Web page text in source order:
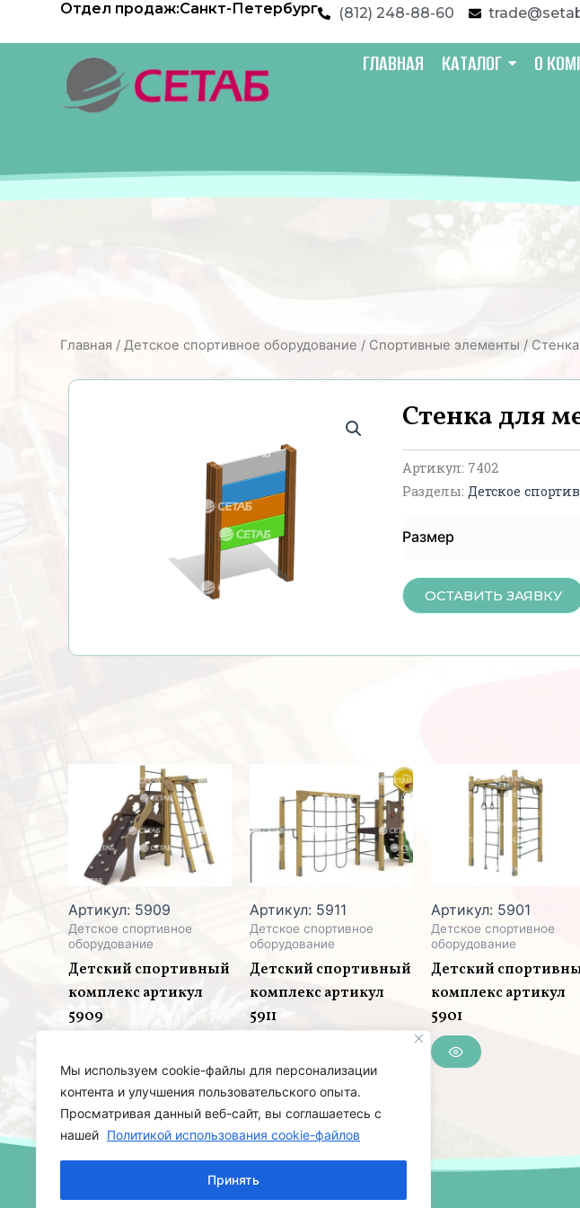
Мы используем cookie-файлы для персонализации
контента и улучшения пользовательского опыта.
Просматривая данный веб-сайт, вы соглашаетесь с
нашей Политикой использования cookie-файлов
Принять
содержимому
Отдел продаж:Санкт-Петербург (812) 248-88-60
ГЛАВНАЯ КАТАЛОГ О
Главная /Детское спортивное оборудование / Спортивные элементы /
Стенка для
Артикул: 7402
Разделы: Детское
Размер
ОСТАВИТЬ ЗАЯВКУ
Артикул: 5909
Детское спортивное
оборудование
Детский спортивный
комплекс артикул
5909
Артикул: 5911
Детское спортивное
оборудование
Детский спортивный
комплекс артикул
5911
Артикул: 5901
Детское спортивное
оборудование
Детский
комплекс артикул
5901